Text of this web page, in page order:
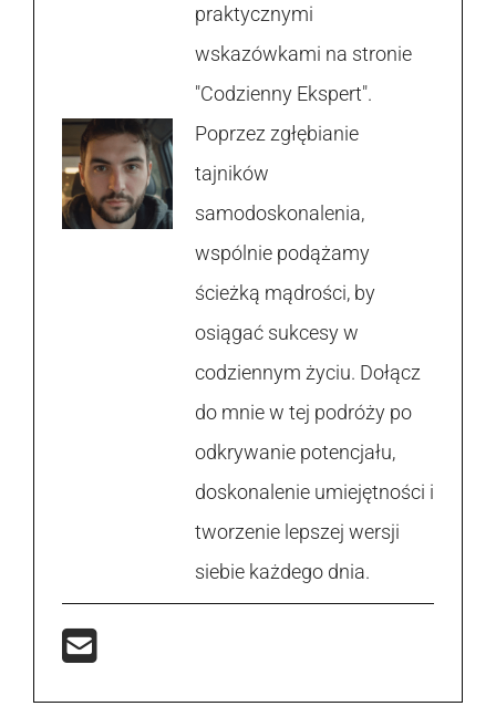
praktycznymi
wskazówkami na stronie
"Codzienny Ekspert".
Poprzez zgłębianie
tajników
samodoskonalenia,
wspólnie podążamy
ścieżką mądrości, by
osiągać sukcesy w
codziennym życiu. Dołącz
do mnie w tej podróży po
odkrywanie potencjału,
doskonalenie umiejętności i
tworzenie lepszej wersji
siebie każdego dnia.